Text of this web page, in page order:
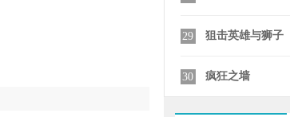
8662
6125
19